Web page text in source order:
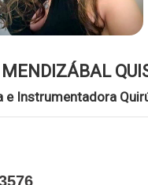
e Instrumentadora